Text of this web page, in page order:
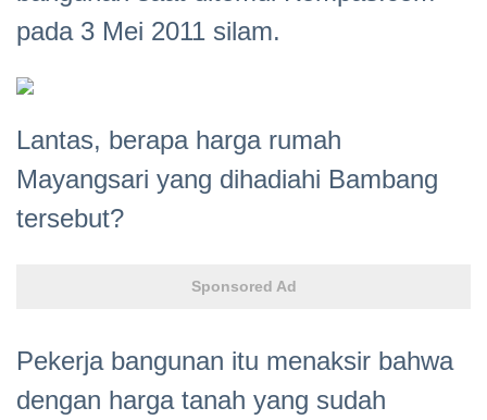
pada 3 Mei 2011 silam.
Lantas, berapa harga rumah
Mayangsari yang dihadiahi Bambang
tersebut?
Sponsored Ad
Pekerja bangunan itu menaksir bahwa
dengan harga tanah yang sudah